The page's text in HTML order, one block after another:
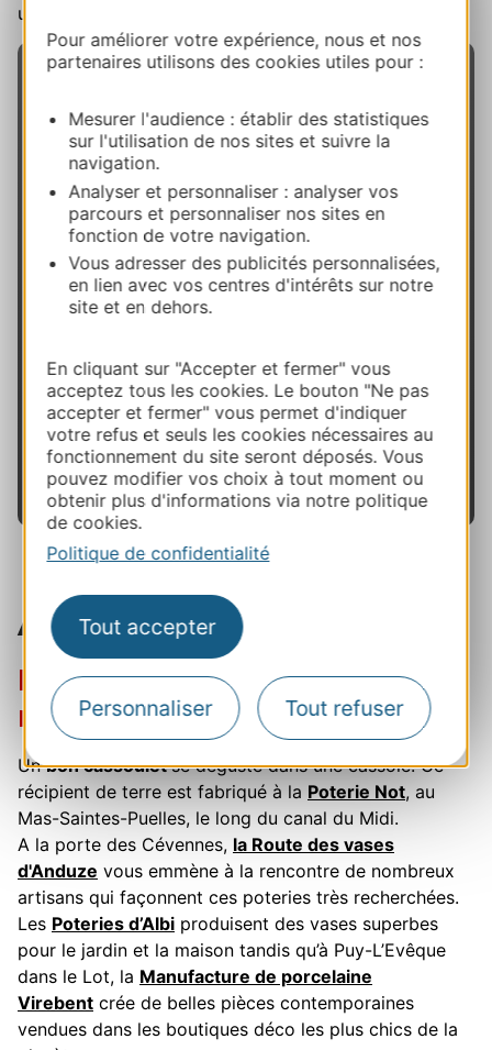
Pour améliorer votre expérience, nous et nos
partenaires utilisons des cookies utiles pour :
Mesurer l'audience : établir des statistiques
sur l'utilisation de nos sites et suivre la
navigation.
Analyser et personnaliser : analyser vos
parcours et personnaliser nos sites en
fonction de votre navigation.
Vous adresser des publicités personnalisées,
en lien avec vos centres d'intérêts sur notre
site et en dehors.
En cliquant sur "Accepter et fermer" vous
acceptez tous les cookies. Le bouton "Ne pas
accepter et fermer" vous permet d'indiquer
votre refus et seuls les cookies nécessaires au
fonctionnement du site seront déposés. Vous
pouvez modifier vos choix à tout moment ou
obtenir plus d'informations via notre politique
de cookies.
Politique de confidentialité
Tout accepter
Personnaliser Tout refuser
usages et aux tables d’aujourd’hui.
Collectif Tourisme de
Savoir-Faire
Plus de30 entreprises d’Occitaniese sont
réunies pour vous inviter àdécouvrir leurs
métiers et leurs savoir-Faire
fabricants d’avions, producteurs d’huile d’olive, de
chocolat ou de papier et vous ouvrent leurs
portes le temps d’une visite guidée ou d’un atelier.
En savoir plus
Arts de la table
Potiers et faïenciers vous
mettent en appétit
Unbon cassouletse déguste dans une cassole. Ce
récipient de terre est fabriqué à la Poterie Not, au
Mas-Saintes-Puelles, le long du canal du Midi.
A la porte des Cévennes, la Route des vases
d'Anduze vous emmène à la rencontre de nombreux
artisans qui façonnent ces poteries très recherchées.
Les Poteries d’Albi produisent des vases superbes
pour le jardin et la maison tandis qu’à Puy-L’Evêque
dans le Lot, la Manufacture de porcelaine
Virebent crée de belles pièces contemporaines
vendues dans les boutiques déco les plus chics de la